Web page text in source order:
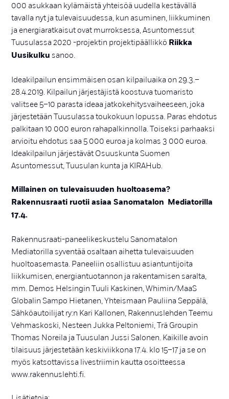
000 asukkaan kylämäistä yhteisöä uudella kestävällä
tavalla nyt ja tulevaisuudessa, kun asuminen, liikkuminen
ja energiaratkaisut ovat murroksessa, Asuntomessut
Tuusulassa 2020 -projektin projektipäällikkö Riikka
Uusikulku sanoo.
Ideakilpailun ensimmäisen osan kilpailuaika on 29.3.–
28.4.2019. Kilpailun järjestäjistä koostuva tuomaristo
valitsee 5–10 parasta ideaa jatkokehitysvaiheeseen, joka
järjestetään Tuusulassa toukokuun lopussa. Paras ehdotus
palkitaan 10 000 euron rahapalkinnolla. Toiseksi parhaaksi
arvioitu ehdotus saa 5 000 euroa ja kolmas 3 000 euroa.
Ideakilpailun järjestävät Osuuskunta Suomen
Asuntomessut, Tuusulan kunta ja KIRAHub.
Millainen on tulevaisuuden huoltoasema?
Rakennusraati ruotii asiaa Sanomatalon Mediatorilla
17.4.
Rakennusraati-paneelikeskustelu Sanomatalon
Mediatorilla syventää osaltaan aihetta tulevaisuuden
huoltoasemasta. Paneeliin osallistuu asiantuntijoita
liikkumisen, energiantuotannon ja rakentamisen saralta,
mm. Demos Helsingin Tuuli Kaskinen, Whimin/MaaS
Globalin Sampo Hietanen, Yhteismaan Pauliina Seppälä,
Sähköautoilijat ry:n Kari Kallonen, Rakennuslehden Teemu
Vehmaskoski, Nesteen Jukka Peltoniemi, Trä Groupin
Thomas Noreila ja Tuusulan Jussi Salonen. Kaikille avoin
tilaisuus järjestetään keskiviikkona 17.4. klo 15–17 ja se on
myös katsottavissa livestriimin kautta osoitteessa
www.rakennuslehti.fi.